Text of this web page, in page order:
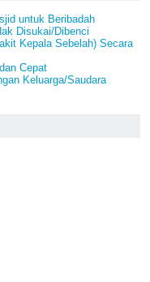
untuk Beribadah
Disukai/Dibenci
Kepala Sebelah) Secara
Cepat
Keluarga/Saudara